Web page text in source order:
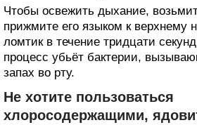
Чтобы освежить дыхание,
прижмите его языком к верхнему
ломтик в течение тридцати
процесс убьёт бактерии,
запах во рту.
Не хотите пользоваться
хлоросодержащими,